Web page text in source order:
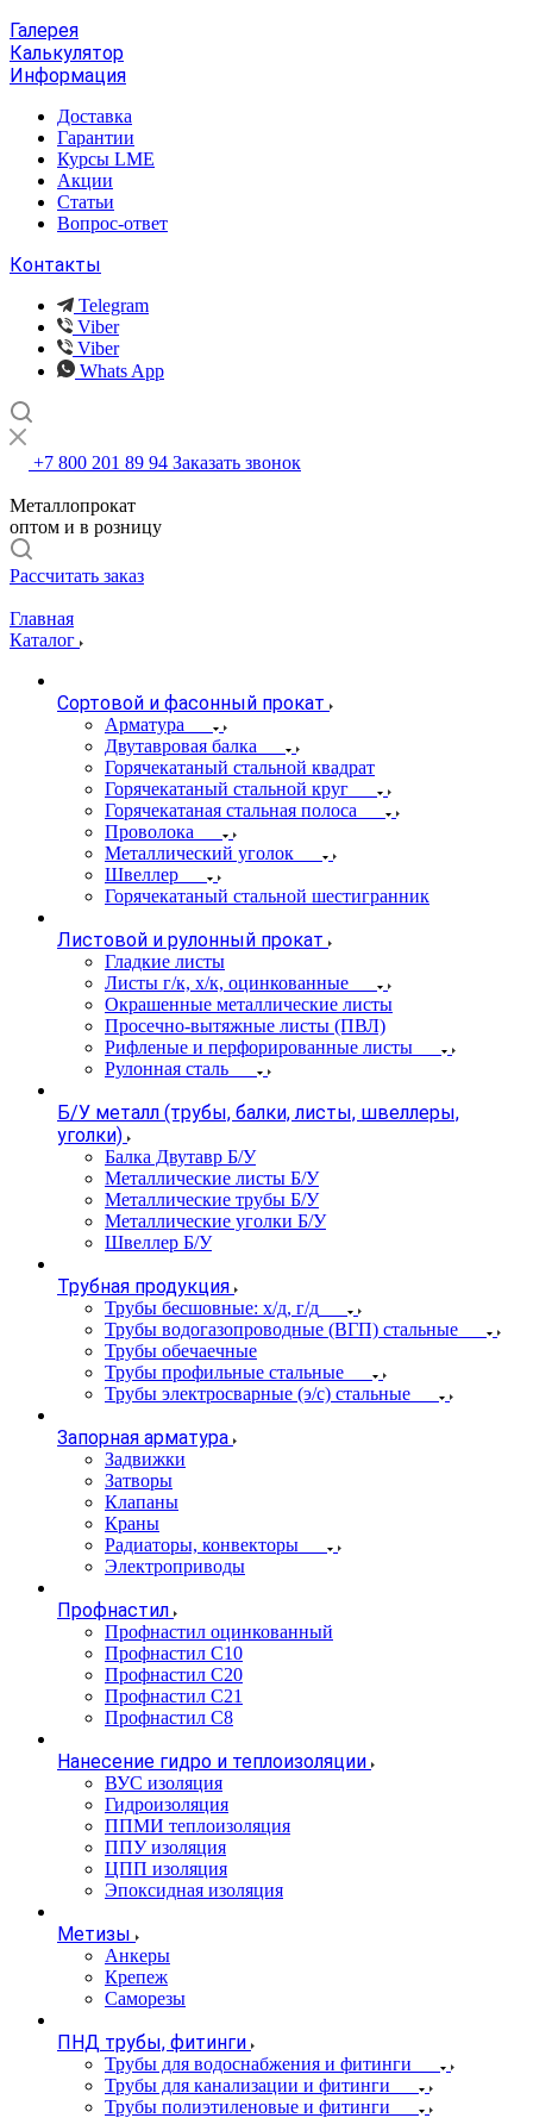
Галерея
Калькулятор
Информация
Доставка
Гарантии
Курсы LME
Акции
Статьи
Вопрос-ответ
Контакты
Telegram
Viber
Viber
Whats App
+7 800 201 89 94 Заказать звонок
Металлопрокат
оптом и в розницу
Рассчитать заказ
Главная
Каталог
Сортовой и фасонный прокат
Арматура
Двутавровая балка
Горячекатаный стальной квадрат
Горячекатаный стальной круг
Горячекатаная стальная полоса
Проволока
Металлический уголок
Швеллер
Горячекатаный стальной шестигранник
Листовой и рулонный прокат
Гладкие листы
Листы г/к, х/к, оцинкованные
Окрашенные металлические листы
Просечно-вытяжные листы (ПВЛ)
Рифленые и перфорированные листы
Рулонная сталь
Б/У металл (трубы, балки, листы, швеллеры,
уголки)
Балка Двутавр Б/У
Металлические листы Б/У
Металлические трубы Б/У
Металлические уголки Б/У
Швеллер Б/У
Трубная продукция
Трубы бесшовные: х/д, г/д
Трубы водогазопроводные (ВГП) стальные
Трубы обечаечные
Трубы профильные стальные
Трубы электросварные (э/с) стальные
Запорная арматура
Задвижки
Затворы
Клапаны
Краны
Радиаторы, конвекторы
Электроприводы
Профнастил
Профнастил оцинкованный
Профнастил С10
Профнастил С20
Профнастил С21
Профнастил С8
Нанесение гидро и теплоизоляции
ВУС изоляция
Гидроизоляция
ППМИ теплоизоляция
ППУ изоляция
ЦПП изоляция
Эпоксидная изоляция
Метизы
Анкеры
Крепеж
Саморезы
ПНД трубы, фитинги
Трубы для водоснабжения и фитинги
Трубы для канализации и фитинги
Трубы полиэтиленовые и фитинги